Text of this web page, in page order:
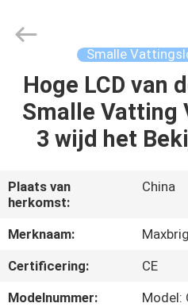
HUIS
PRODUCTEN
ONGEVEER
ONS
FABRIEKSREIS
(Shenzhen)
Smalle
Hoge LCD van
Smalle Vatting
3 wijd het
Plaats van
herkomst:
China
Merknaam:
Certificering:
CE
Modelnummer:
Model: